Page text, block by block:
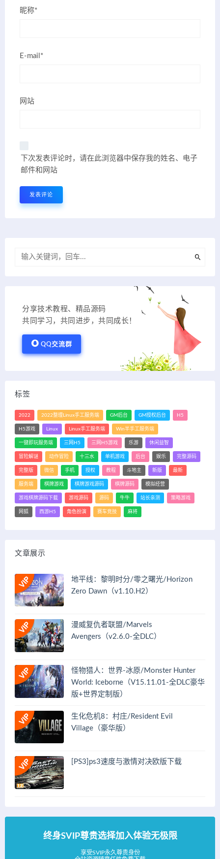
昵称*
E-mail*
网站
下次发表评论时，请在此浏览器中保存我的姓名、电子
邮件和网站
分享技术教程、精品源码
共同学习，共同进步，共同成长！
QQ交流群
标签
2022 2022整理Linux手工服务端 GM后台 GM授权后台 H5
H5游戏 Linux Linux手工服务端 Win半手工服务端
一键即玩服务端 三网H5 三网H5游戏 乐游 休闲益智
冒险解谜 动作冒险 十三水 单机游戏 后台 娱乐 完整源码
完整版 微信 手机 授权 教程 斗地主 新版 最新
服务端 棋牌游戏 棋牌游戏源码 棋牌源码 模拟经营
游戏棋牌源码下载 游戏源码 源码 牛牛 站长亲测 策略游戏
网狐 西游H5 角色扮演 赛车竞技 麻将
文章展示
地平线：黎明时分/零之曙光/Horizon
Zero Dawn（v1.10.H2）
漫威复仇者联盟/Marvels
Avengers（v2.6.0-全DLC）
怪物猎人：世界-冰原/Monster Hunter
World: Iceborne（V15.11.01-全DLC豪华
版+世界定制版）
生化危机8：村庄/Resident Evil
Village（豪华版）
[PS3]ps3速度与激情对决欧版下载
终身SVIP尊贵选择加入体验无极限
享受SVIP永久尊贵身份